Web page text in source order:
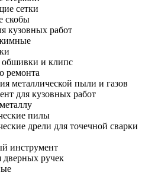
сетки
скобы
кузовных работ
и клипс
ремонта
металлической пыли и газов
для кузовных работ
пилы
дрели для точечной сварки
инструмент
ручек